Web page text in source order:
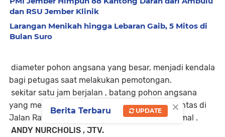
dan RSU Jember Klinik
Larangan Menikah hingga Lebaran Gaib, 5 Mitos di
Bulan Suro
diameter pohon angsana yang besar, menjadi kendala
bagi petugas saat melakukan pemotongan.
sekitar satu jam berjalan , batang pohon angsana
yang melintas berhasil di evakuasi. arus lalu lintas di
Jalan Raya Pantura Klatakan pun kembali normal .
ANDY NURCHOLIS , JTV.
×
Berita Terbaru UPDATE